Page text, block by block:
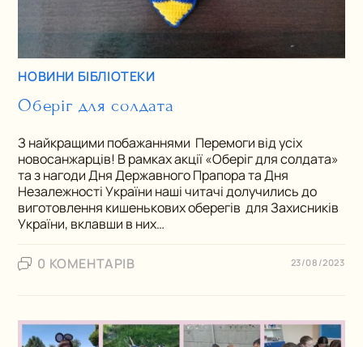
НОВИНИ БІБЛІОТЕКИ
Оберіг для солдата
З найкращими побажаннями Перемоги від усіх
новосанжарців! В рамках акції «Оберіг для солдата»
та з нагоди Дня Державного Прапора та Дня
Незалежності України наші читачі долучились до
виготовлення кишенькових оберегів для Захисників
України, вклавши в них…
0 КОМЕНТАРІВ 23/08/2023